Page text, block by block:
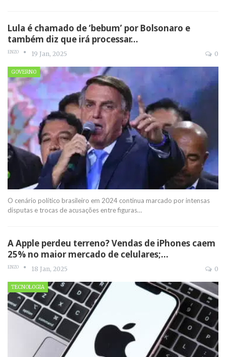
Lula é chamado de ‘bebum’ por Bolsonaro e
também diz que irá processar…
ENZO 19 Jan, 2025 0
GOVERNO
O cenário político brasileiro em 2024 continua marcado por intensas
disputas e trocas de acusações entre figuras…
A Apple perdeu terreno? Vendas de iPhones caem
25% no maior mercado de celulares;…
ENZO 18 Jan, 2025 0
TECNOLOGIA